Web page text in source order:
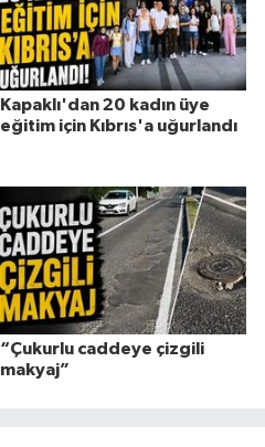
Kapaklı'dan 20 kadın üye
eğitim için Kıbrıs'a uğurlandı
“Çukurlu caddeye çizgili
makyaj”